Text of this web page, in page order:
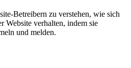
Betreibern zu verstehen, wie sich
Website verhalten, indem sie
und melden.